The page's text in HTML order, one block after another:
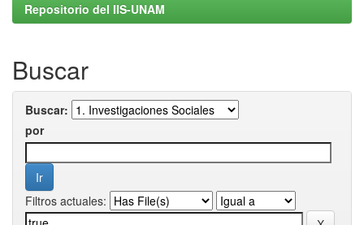
Repositorio del IIS-UNAM
Buscar
Buscar:
por
Filtros actuales: